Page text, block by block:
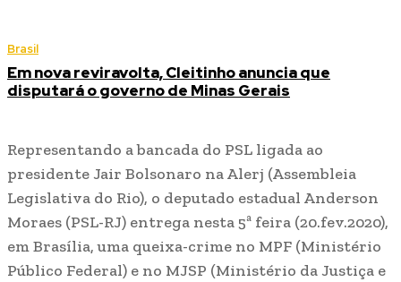
Brasil
Em nova reviravolta, Cleitinho anuncia que
disputará o governo de Minas Gerais
Representando a bancada do PSL ligada ao
presidente Jair Bolsonaro na Alerj (Assembleia
Legislativa do Rio), o deputado estadual Anderson
Moraes (PSL-RJ) entrega nesta 5ª feira (20.fev.2020),
em Brasília, uma queixa-crime no MPF (Ministério
Público Federal) e no MJSP (Ministério da Justiça e